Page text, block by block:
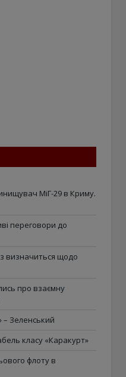
МіГ-29 в Криму.
переговори до
визначиться щодо
про взаємну
– Зеленський
класу «Каракурт»
флоту в